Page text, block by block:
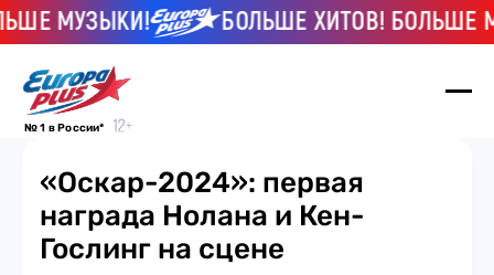
МУЗЫКИ! БОЛЬШЕ ХИТОВ! БОЛЬШЕ
№ 1 в России*
«Оскар-2024»: первая
награда Нолана и Кен-
Гослинг на сцене